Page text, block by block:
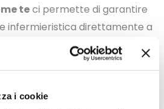
i cookie
teci permette di garantire
infermieristica direttamente a
di tumore, rendendo il
più sostenibile.